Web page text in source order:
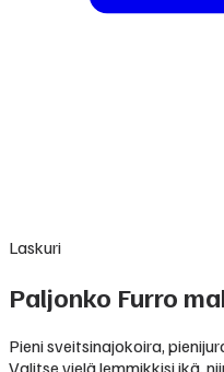
Laskuri
Paljonko Furro
Pieni sveitsinajokoira,